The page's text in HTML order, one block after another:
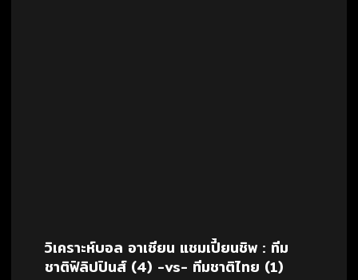
วิเคราะห์บอล อาเซียน แชมเปี้ยนชิพ : ทีม
ชาติฟิลิปปินส์ (4) -vs- ทีมชาติไทย (1)